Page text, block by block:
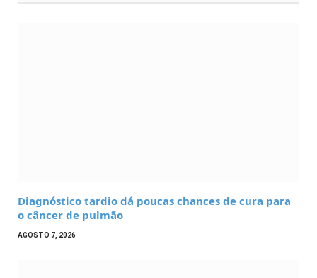
Diagnóstico tardio dá poucas chances de cura para
o câncer de pulmão
AGOSTO 7, 2026